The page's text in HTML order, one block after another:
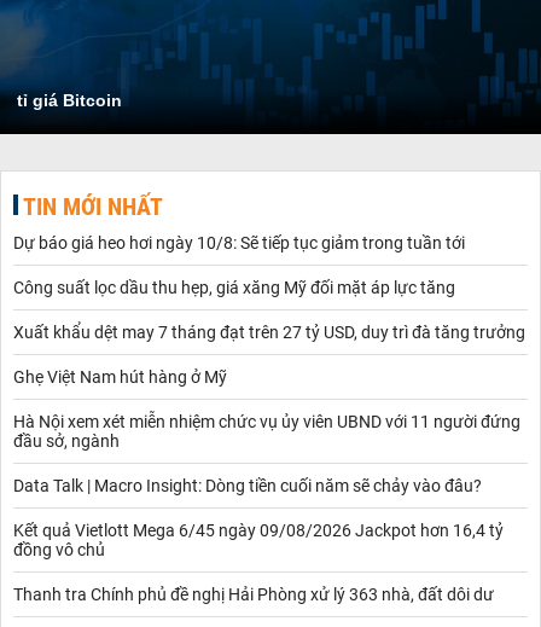
tỉ giá Bitcoin
TIN MỚI NHẤT
Dự báo giá heo hơi ngày 10/8: Sẽ tiếp tục giảm trong tuần tới
Công suất lọc dầu thu hẹp, giá xăng Mỹ đối mặt áp lực tăng
Xuất khẩu dệt may 7 tháng đạt trên 27 tỷ USD, duy trì đà tăng trưởng
Ghẹ Việt Nam hút hàng ở Mỹ
Hà Nội xem xét miễn nhiệm chức vụ ủy viên UBND với 11 người đứng
đầu sở, ngành
Data Talk | Macro Insight: Dòng tiền cuối năm sẽ chảy vào đâu?
Kết quả Vietlott Mega 6/45 ngày 09/08/2026 Jackpot hơn 16,4 tỷ
đồng vô chủ
Thanh tra Chính phủ đề nghị Hải Phòng xử lý 363 nhà, đất dôi dư